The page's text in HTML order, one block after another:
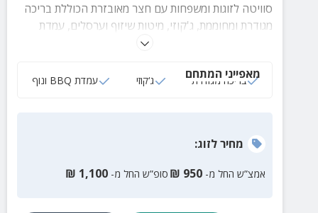
סוויטה לזוגות ומשפחות עם חצר מאובזרת הכוללת בריכה
מגודרת ומחוממת, ג'קוזי, מיטות שיזוף וערסלים, עמדת
מאפייני המתחם
בריכה מגודרת ג‘קוזי עמדת BBQ ונוף
מחירלזוג:
אמצ”ש החל מ- 950
₪ סופ”ש החל מ- 1,100
₪